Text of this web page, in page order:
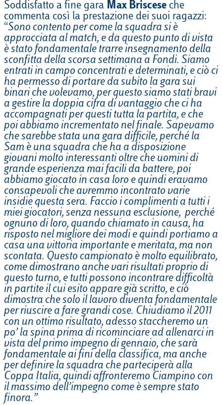
Soddisfatto a fine gara Max Briscese che
commenta così la prestazione dei suoi ragazzi:
“Sono contento per come la squadra si è
approcciata al match, e da questo punto di vista
è stato fondamentale trarre insegnamento della
sconfitta della scorsa settimana a Fondi. Siamo
entrati in campo concentrati e determinati, e ciò ci
ha permesso di portare da subito la gara sui
binari che volevamo, per questo siamo stati bravi
a gestire la doppia cifra di vantaggio che ci ha
accompagnati per questi tutta la partita, e che
poi abbiamo incrementato nel finale. Sapevamo
che sarebbe stata una gara difficile, perché la
Sam è una squadra che ha a disposizione
giovani molto interessanti oltre che uomini di
grande esperienza mai facili da battere, poi
abbiamo giocato in casa loro e quindi eravamo
consapevoli che avremmo incontrato varie
insidie questa sera. Faccio i complimenti a tutti i
miei giocatori, senza nessuna esclusione, perché
ognuno di loro, quando chiamato in causa, ha
risposto nel migliore dei modi e quindi portiamo a
casa una vittoria importante e meritata, ma non
scontata. Questo campionato è molto equilibrato,
come dimostrano anche vari risultati proprio di
questo turno, e tutti possono incontrare difficoltà
in partite il cui esito appare già scritto, e ciò
dimostra che solo il lavoro diventa fondamentale
per riuscire a fare grandi cose. Chiudiamo il 2011
con un ottimo risultato, adesso staccheremo un
po’ la spina prima di ricominciare ad allenarci in
vista del primo impegno di gennaio, che sarà
fondamentale ai fini della classifica, ma anche
per definire la squadra che parteciperà alla
Coppa Italia, quindi affronteremo Ciampino con
il massimo dell’impegno come è sempre stato
finora.”